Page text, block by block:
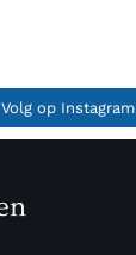
Volg op Instagram